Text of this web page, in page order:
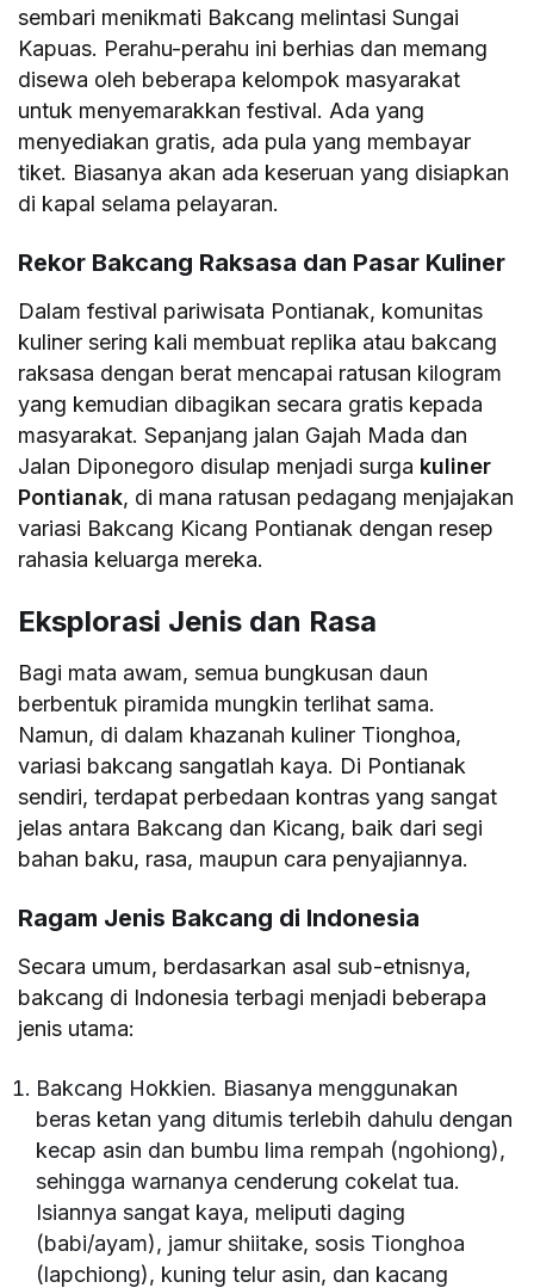
sembari menikmati Bakcang melintasi Sungai
Kapuas. Perahu-perahu ini berhias dan memang
disewa oleh beberapa kelompok masyarakat
untuk menyemarakkan festival. Ada yang
menyediakan gratis, ada pula yang membayar
tiket. Biasanya akan ada keseruan yang disiapkan
di kapal selama pelayaran.
Rekor Bakcang Raksasa dan Pasar Kuliner
Dalam festival pariwisata Pontianak, komunitas
kuliner sering kali membuat replika atau bakcang
raksasa dengan berat mencapai ratusan kilogram
yang kemudian dibagikan secara gratis kepada
masyarakat. Sepanjang jalan Gajah Mada dan
Jalan Diponegoro disulap menjadi surga kuliner
Pontianak, di mana ratusan pedagang menjajakan
variasi Bakcang Kicang Pontianak dengan resep
rahasia keluarga mereka.
Eksplorasi Jenis dan Rasa
Bagi mata awam, semua bungkusan daun
berbentuk piramida mungkin terlihat sama.
Namun, di dalam khazanah kuliner Tionghoa,
variasi bakcang sangatlah kaya. Di Pontianak
sendiri, terdapat perbedaan kontras yang sangat
jelas antara Bakcang dan Kicang, baik dari segi
bahan baku, rasa, maupun cara penyajiannya.
Ragam Jenis Bakcang di Indonesia
Secara umum, berdasarkan asal sub-etnisnya,
bakcang di Indonesia terbagi menjadi beberapa
jenis utama:
Bakcang Hokkien. Biasanya menggunakan
beras ketan yang ditumis terlebih dahulu dengan
kecap asin dan bumbu lima rempah (ngohiong),
sehingga warnanya cenderung cokelat tua.
Isiannya sangat kaya, meliputi daging
(babi/ayam), jamur shiitake, sosis Tionghoa
(lapchiong), kuning telur asin, dan kacang